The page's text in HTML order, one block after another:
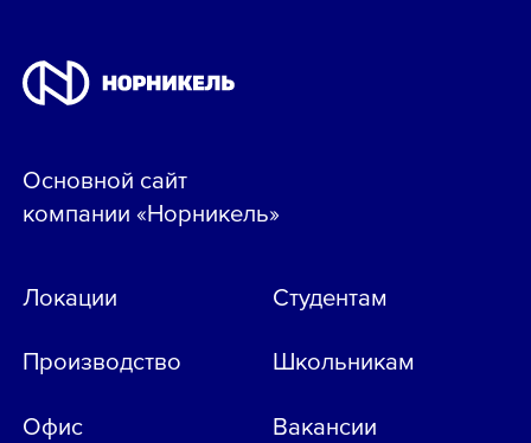
Основной сайт
компании «Норникель»
Локации
Производство
Офис
Студентам
Школьникам
Вакансии